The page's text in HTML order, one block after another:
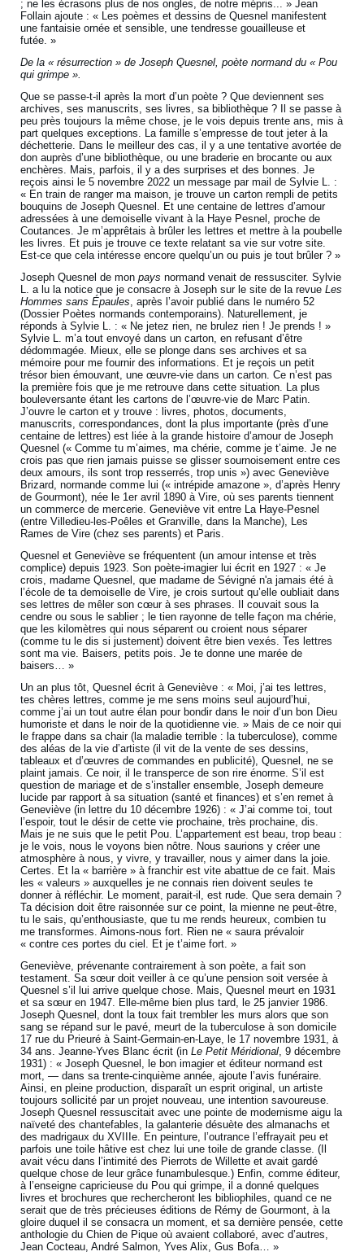
; ne les écrasons plus de nos ongles, de notre mépris... » Jean
Follain ajoute : « Les poèmes et dessins de Quesnel manifestent
une fantaisie ornée et sensible, une tendresse gouailleuse et
futée. »
De la « résurrection » de Joseph Quesnel, poète normand du « Pou
qui grimpe ».
Que se passe-t-il après la mort d’un poète ? Que deviennent ses
archives, ses manuscrits, ses livres, sa bibliothèque ? Il se passe à
peu près toujours la même chose, je le vois depuis trente ans, mis à
part quelques exceptions. La famille s’empresse de tout jeter à la
déchetterie. Dans le meilleur des cas, il y a une tentative avortée de
don auprès d’une bibliothèque, ou une braderie en brocante ou aux
enchères. Mais, parfois, il y a des surprises et des bonnes. Je
reçois ainsi le 5 novembre 2022 un message par mail de Sylvie L. :
« En train de ranger ma maison, je trouve un carton rempli de petits
bouquins de Joseph Quesnel. Et une centaine de lettres d’amour
adressées à une demoiselle vivant à la Haye Pesnel, proche de
Coutances. Je m’apprêtais à brûler les lettres et mettre à la poubelle
les livres. Et puis je trouve ce texte relatant sa vie sur votre site.
Est-ce que cela intéresse encore quelqu’un ou puis je tout brûler ? »
Joseph Quesnel de monpays normand venait de ressusciter. Sylvie
L. a lu la notice que je consacre à Joseph sur le site de la revueLes
Hommes sans Épaules, après l’avoir publié dans le numéro 52
(Dossier Poètes normands contemporains). Naturellement, je
réponds à Sylvie L. : « Ne jetez rien, ne brulez rien ! Je prends ! »
Sylvie L. m’a tout envoyé dans un carton, en refusant d’être
dédommagée. Mieux, elle se plonge dans ses archives et sa
mémoire pour me fournir des informations. Et je reçois un petit
trésor bien émouvant, une œuvre-vie dans un carton. Ce n’est pas
la première fois que je me retrouve dans cette situation. La plus
bouleversante étant les cartons de l’œuvre-vie de Marc Patin.
J’ouvre le carton et y trouve : livres, photos, documents,
manuscrits, correspondances, dont la plus importante (près d’une
centaine de lettres) est liée à la grande histoire d’amour de Joseph
Quesnel (« Comme tu m’aimes, ma chérie, comme je t’aime. Je ne
crois pas que rien jamais puisse se glisser sournoisement entre ces
deux amours, ils sont trop resserrés, trop unis ») avec Geneviève
Brizard, normande comme lui (« intrépide amazone », d’après Henry
de Gourmont), née le 1er avril 1890 à Vire, où ses parents tiennent
un commerce de mercerie. Geneviève vit entre La Haye-Pesnel
(entre Villedieu-les-Poêles et Granville, dans la Manche), Les
Rames de Vire (chez ses parents) et Paris.
Quesnel et Geneviève se fréquentent (un amour intense et très
complice) depuis 1923. Son poète-imagier lui écrit en 1927 : « Je
crois, madame Quesnel, que madame de Sévigné n'a jamais été à
l’école de ta demoiselle de Vire, je crois surtout qu’elle oubliait dans
ses lettres de mêler son cœur à ses phrases. Il couvait sous la
cendre ou sous le sablier ; le tien rayonne de telle façon ma chérie,
que les kilomètres qui nous séparent ou croient nous séparer
(comme tu le dis si justement) doivent être bien vexés. Tes lettres
sont ma vie. Baisers, petits pois. Je te donne une marée de
baisers… »
Un an plus tôt, Quesnel écrit à Geneviève : « Moi, j’ai tes lettres,
tes chères lettres, comme je me sens moins seul aujourd’hui,
comme j’ai un tout autre élan pour bondir dans le noir d’un bon Dieu
humoriste et dans le noir de la quotidienne vie. » Mais de ce noir qui
le frappe dans sa chair (la maladie terrible : la tuberculose), comme
des aléas de la vie d’artiste (il vit de la vente de ses dessins,
tableaux et d’œuvres de commandes en publicité), Quesnel, ne se
plaint jamais. Ce noir, il le transperce de son rire énorme. S’il est
question de mariage et de s’installer ensemble, Joseph demeure
lucide par rapport à sa situation (santé et finances) et s’en remet à
Geneviève (in lettre du 10 décembre 1926) : « J’ai comme toi, tout
l’espoir, tout le désir de cette vie prochaine, très prochaine, dis.
Mais je ne suis que le petit Pou. L’appartement est beau, trop beau :
je le vois, nous le voyons bien nôtre. Nous saurions y créer une
atmosphère à nous, y vivre, y travailler, nous y aimer dans la joie.
Certes. Et la « barrière » à franchir est vite abattue de ce fait. Mais
les « valeurs » auxquelles je ne connais rien doivent seules te
donner à réfléchir. Le moment, parait-il, est rude. Que sera demain ?
Ta décision doit être raisonnée sur ce point, la mienne ne peut-être,
tu le sais, qu’enthousiaste, que tu me rends heureux, combien tu
me transformes. Aimons-nous fort. Rien ne « saura prévaloir
« contre ces portes du ciel. Et je t’aime fort. »
Geneviève, prévenante contrairement à son poète, a fait son
testament. Sa sœur doit veiller à ce qu’une pension soit versée à
Quesnel s’il lui arrive quelque chose. Mais, Quesnel meurt en 1931
et sa sœur en 1947. Elle-même bien plus tard, le 25 janvier 1986.
Joseph Quesnel, dont la toux fait trembler les murs alors que son
sang se répand sur le pavé, meurt de la tuberculose à son domicile
17 rue du Prieuré à Saint-Germain-en-Laye, le 17 novembre 1931, à
34 ans. Jeanne-Yves Blanc écrit (inLe Petit Méridional, 9 décembre
1931) : « Joseph Quesnel, le bon imagier et éditeur normand est
mort, — dans sa trente-cinquième année, ajoute l’avis funéraire.
Ainsi, en pleine production, disparaît un esprit original, un artiste
toujours sollicité par un projet nouveau, une intention savoureuse.
Joseph Quesnel ressuscitait avec une pointe de modernisme aigu la
naïveté des chantefables, la galanterie désuète des almanachs et
des madrigaux du XVIIIe. En peinture, l’outrance l’effrayait peu et
parfois une toile hâtive est chez lui une toile de grande classe. (Il
avait vécu dans l’intimité des Pierrots de Willette et avait gardé
quelque chose de leur grâce funambulesque.) Enfin, comme éditeur,
à l’enseigne capricieuse du Pou qui grimpe, il a donné quelques
livres et brochures que rechercheront les bibliophiles, quand ce ne
serait que de très précieuses éditions de Rémy de Gourmont, à la
gloire duquel il se consacra un moment, et sa dernière pensée, cette
anthologie du Chien de Pique où avaient collaboré, avec d’autres,
Jean Cocteau, André Salmon, Yves Alix, Gus Bofa… »